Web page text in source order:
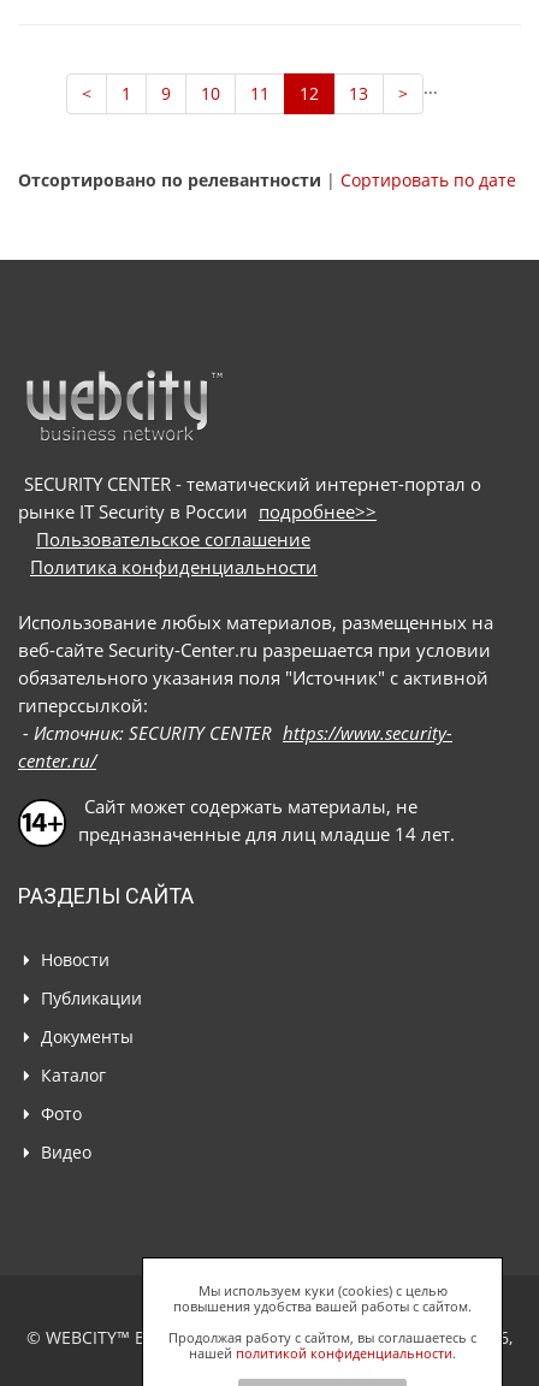
< 1 ...
9 10 11 12 13 >
Отсортировано по релевантности | Сортировать по дате
SECURITY CENTER - тематический интернет-портал о
рынке IT Security в России подробнее>>
Пользовательское соглашение
Политика конфиденциальности
Использование любых материалов, размещенных на
веб-сайте Security-Center.ru разрешается при условии
обязательного указания поля "Источник" с активной
гиперссылкой:
- Источник: SECURITY CENTER https://www.security-
center.ru/
Сайт может содержать материалы, не
предназначенные для лиц младше 14 лет.
РАЗДЕЛЫ САЙТА
Новости
Публикации
Документы
Каталог
Фото
Видео
© WEBCITY™ Business Network, ООО "Спайдерс Веб", 2026,
Все права защищены.
Мы используем куки (cookies) с целью
повышения удобства вашей работы с сайтом.
Продолжая работу с сайтом, вы соглашаетесь с
нашей политикой конфиденциальности.